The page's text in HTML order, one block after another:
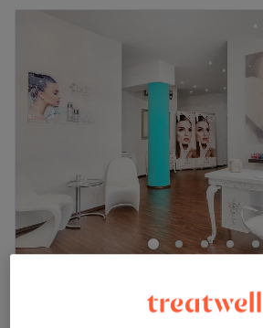
970 Bewertungen
Innenstadt, Frankfurt am Main